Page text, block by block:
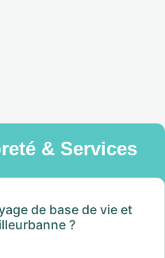
& Services
de base de vie et
?